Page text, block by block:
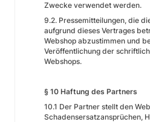
Zwecke verwendet werden.
9.2. Pressemitteilungen, die
aufgrund dieses Vertrages
Webshop abzustimmen und
Veröffentlichung der
Webshops.
§ 10 Haftung des Partners
10.1 Der Partner stellt den
Schadensersatzansprüchen,